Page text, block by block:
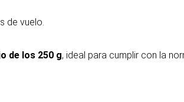
de vuelo.
de los 250 g, ideal para cumplir con la